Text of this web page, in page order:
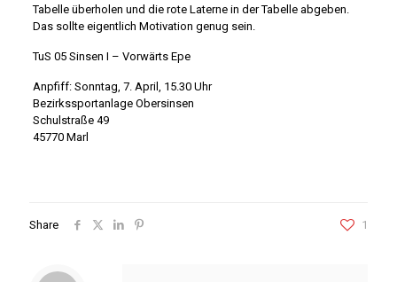
Tabelle überholen und die rote Laterne in der Tabelle abgeben.
Das sollte eigentlich Motivation genug sein.
TuS 05 Sinsen I – Vorwärts Epe
Anpfiff: Sonntag, 7. April, 15.30 Uhr
Bezirkssportanlage Obersinsen
Schulstraße 49
45770 Marl
Share 1